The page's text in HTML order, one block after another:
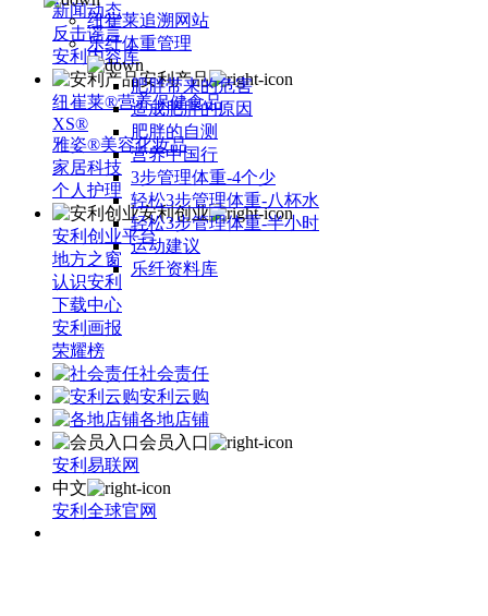
新闻动态
反击谣言
安利内容库
安利产品
纽崔莱®营养保健食品
XS®
雅姿®美容化妆品
家居科技
个人护理
安利创业
安利创业平台
地方之窗
认识安利
下载中心
安利画报
荣耀榜
社会责任
安利云购
各地店铺
会员入口
安利易联网
中文
安利全球官网
纽崔莱追溯网站
乐纤体重管理
肥胖带来的危害
造成肥胖的原因
肥胖的自测
营养中国行
3步管理体重-4个少
轻松3步管理体重-八杯水
轻松3步管理体重-半小时
运动建议
乐纤资料库